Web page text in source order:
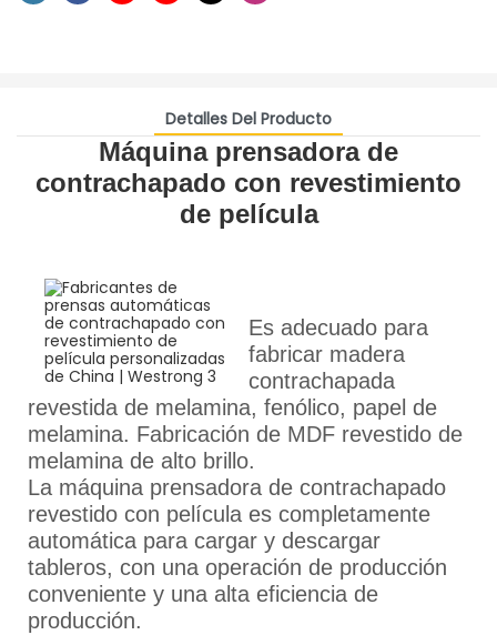
Detalles Del Producto
Máquina prensadora de
contrachapado con revestimiento
de película
Es adecuado para
fabricar madera
contrachapada
revestida de melamina, fenólico, papel de
melamina. Fabricación de MDF revestido de
melamina de alto brillo.
La máquina prensadora de contrachapado
revestido con película es completamente
automática para cargar y descargar
tableros, con una operación de producción
conveniente y una alta eficiencia de
producción.